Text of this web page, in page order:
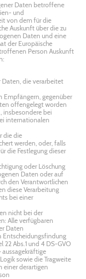
Daten betroffene
und
von dem für die
Auskunft über die zu
Daten und eine
der Europäische
Person Auskunft
Daten, die verarbeitet
Empfängern, gegenüber
offengelegt worden
insbesondere bei
internationalen
die die
werden, oder, falls
die Festlegung dieser
oder Löschung
Daten oder auf
den Verantwortlichen
diese Verarbeitung
bei einer
nicht bei der
Alle verfügbaren
Daten
Entscheidungsfindung
22 Abs.1 und 4 DS-GVO
sowie die Tragweite
einer derartigen